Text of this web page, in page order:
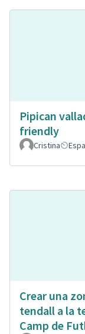
Pipican
friendly
Cristina
Crear una
tendall a la
Camp de